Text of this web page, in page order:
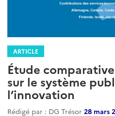
ARTICLE
Étude
sur le système
l’innovation
Rédigé par : DG Trésor 28 mars